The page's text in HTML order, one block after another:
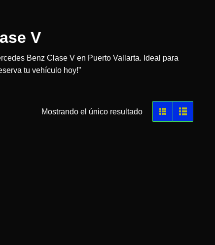
V
Benz Clase V en Puerto Vallarta. Ideal para
tu vehículo hoy!”
Mostrando el único resultado